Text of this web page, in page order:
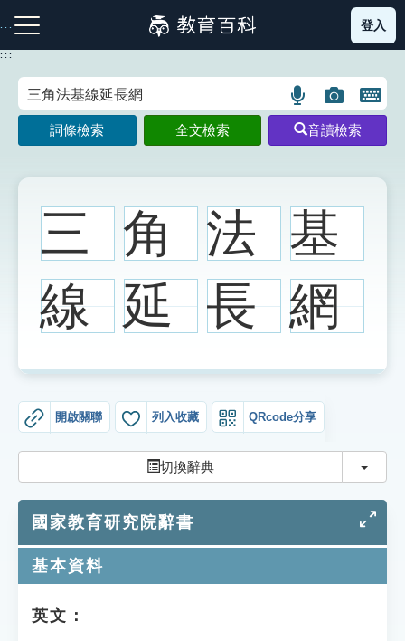
到
主
:::
注音索引圖示 筆畫索引圖示 部首索引表圖示
網站導覽
生字詞彙表
成語故事
索引選單
知識索引
生命大百科索引
遊戲專區
教學應用
登入
:::
語
言
搜
示
圖
片
搜
示
開
鍵
圖
詞條檢索 全文檢索 音讀檢索
三 角 法 基
線 延 長 網
開啟關聯 列入收藏 QRcode分享
切換辭典 切換
國家教育研究院辭書
基本資料
英文：